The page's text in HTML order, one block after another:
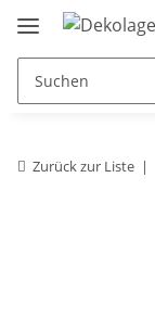
Zurück zur Liste